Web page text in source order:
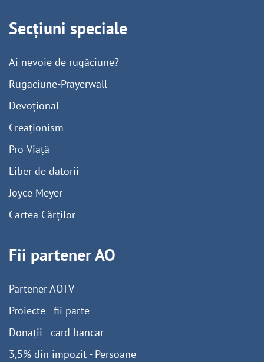
Secțiuni speciale
Ai nevoie de rugăciune?
Rugaciune-Prayerwall
Devoțional
Creaționism
Pro-Viață
Liber de datorii
Joyce Meyer
Cartea Cărților
Fii partener AO
Partener AOTV
Proiecte - fii parte
Donații - card bancar
3,5% din impozit - Persoane